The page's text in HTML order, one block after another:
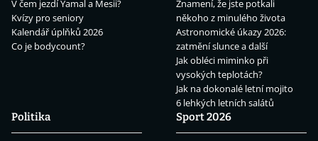
V čem jezdí Yamal a Mesii?
Kvízy pro seniory
Kalendář úplňků 2026
Co je bodycount?
Znamení, že jste potkali
někoho z minulého života
Astronomické úkazy 2026:
zatmění slunce a další
Jak obléci miminko při
vysokých teplotách?
Jak na dokonalé letní mojito
6 lehkých letních salátů
Politika
Sport 2026